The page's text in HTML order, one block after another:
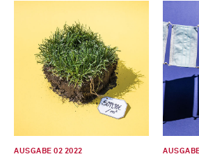
AUSGABE 02 2022